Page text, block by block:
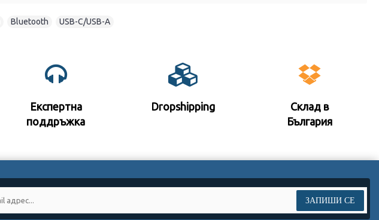
Bluetooth USB-C/USB-A
Експертна
поддръжка
Dropshipping
Склад в
България
ЗАПИШИ СЕ